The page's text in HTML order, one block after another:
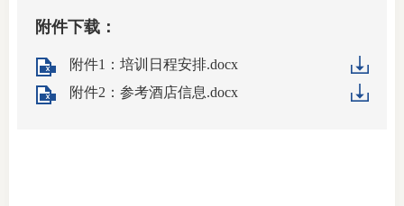
附件下载：
附件1：培训日程安排.docx
附件2：参考酒店信息.docx